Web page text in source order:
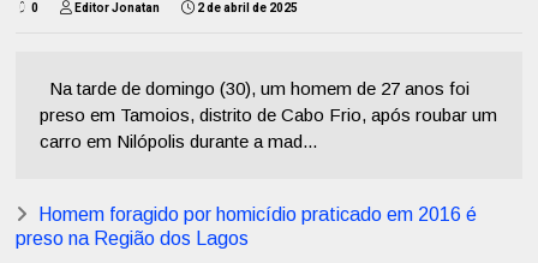
0 Editor Jonatan 2 de abril de 2025
Na tarde de domingo (30), um homem de 27 anos foi
preso em Tamoios, distrito de Cabo Frio, após roubar um
carro em Nilópolis durante a mad...
Homem foragido por homicídio praticado em 2016 é
preso na Região dos Lagos